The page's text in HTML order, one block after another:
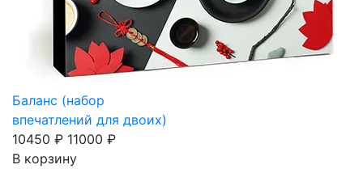
Баланс (набор
впечатлений для двоих)
10450 ₽ 11000 ₽
В корзину